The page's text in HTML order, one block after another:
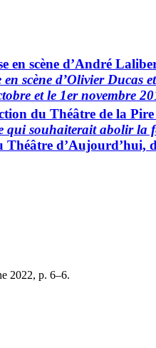
en scène d’André
scène d’Olivier Ducas
et le 1er novembre
du Théâtre de la Pire
qui souhaiterait abolir la
d’Aujourd’hui,
2022, p. 6–6.